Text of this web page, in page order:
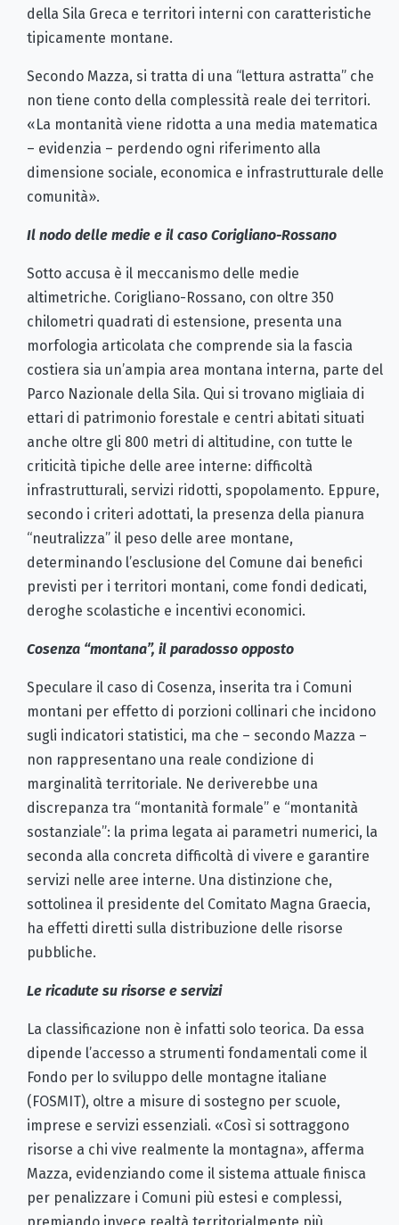
della Sila Greca e territori interni con caratteristiche
tipicamente montane.
Secondo Mazza, si tratta di una “lettura astratta” che
non tiene conto della complessità reale dei territori.
«La montanità viene ridotta a una media matematica
– evidenzia – perdendo ogni riferimento alla
dimensione sociale, economica e infrastrutturale delle
comunità».
Il nodo delle medie e il caso Corigliano-Rossano
Sotto accusa è il meccanismo delle medie
altimetriche. Corigliano-Rossano, con oltre 350
chilometri quadrati di estensione, presenta una
morfologia articolata che comprende sia la fascia
costiera sia un’ampia area montana interna, parte del
Parco Nazionale della Sila. Qui si trovano migliaia di
ettari di patrimonio forestale e centri abitati situati
anche oltre gli 800 metri di altitudine, con tutte le
criticità tipiche delle aree interne: difficoltà
infrastrutturali, servizi ridotti, spopolamento. Eppure,
secondo i criteri adottati, la presenza della pianura
“neutralizza” il peso delle aree montane,
determinando l’esclusione del Comune dai benefici
previsti per i territori montani, come fondi dedicati,
deroghe scolastiche e incentivi economici.
Cosenza “montana”, il paradosso opposto
Speculare il caso di Cosenza, inserita tra i Comuni
montani per effetto di porzioni collinari che incidono
sugli indicatori statistici, ma che – secondo Mazza –
non rappresentano una reale condizione di
marginalità territoriale. Ne deriverebbe una
discrepanza tra “montanità formale” e “montanità
sostanziale”: la prima legata ai parametri numerici, la
seconda alla concreta difficoltà di vivere e garantire
servizi nelle aree interne. Una distinzione che,
sottolinea il presidente del Comitato Magna Graecia,
ha effetti diretti sulla distribuzione delle risorse
pubbliche.
Le ricadute su risorse e servizi
La classificazione non è infatti solo teorica. Da essa
dipende l’accesso a strumenti fondamentali come il
Fondo per lo sviluppo delle montagne italiane
(FOSMIT), oltre a misure di sostegno per scuole,
imprese e servizi essenziali. «Così si sottraggono
risorse a chi vive realmente la montagna», afferma
Mazza, evidenziando come il sistema attuale finisca
per penalizzare i Comuni più estesi e complessi,